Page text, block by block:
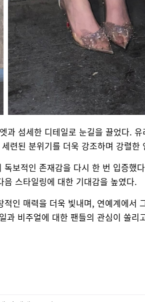
섬세한 디테일로 눈길을 끌었다. 유
련된 분위기를 더욱 강조하며 강렬한
보적인 존재감을 다시 한 번 입증했
스타일링에 대한 기대감을 높였다.
인 매력을 더욱 빛내며, 연예계에서
과 비주얼에 대한 팬들의 관심이 쏠리